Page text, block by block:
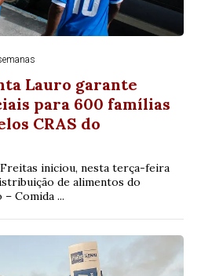
Lauro garante
para 600 famílias
CRAS do
iniciou, nesta terça-feira
de alimentos do
Comida ...